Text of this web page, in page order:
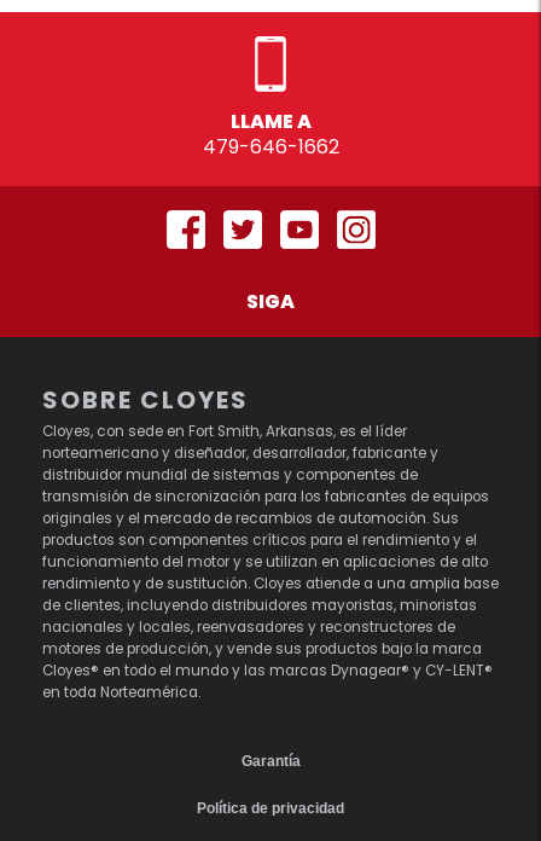
LLAME A
479-646-1662
SIGA
SOBRE CLOYES
Cloyes, con sede en Fort Smith, Arkansas, es el líder
norteamericano y diseñador, desarrollador, fabricante y
distribuidor mundial de sistemas y componentes de
transmisión de sincronización para los fabricantes de equipos
originales y el mercado de recambios de automoción. Sus
productos son componentes críticos para el rendimiento y el
funcionamiento del motor y se utilizan en aplicaciones de alto
rendimiento y de sustitución. Cloyes atiende a una amplia base
de clientes, incluyendo distribuidores mayoristas, minoristas
nacionales y locales, reenvasadores y reconstructores de
motores de producción, y vende sus productos bajo la marca
Cloyes® en todo el mundo y las marcas Dynagear® y CY-LENT®
en toda Norteamérica.
Garantía
Política de privacidad